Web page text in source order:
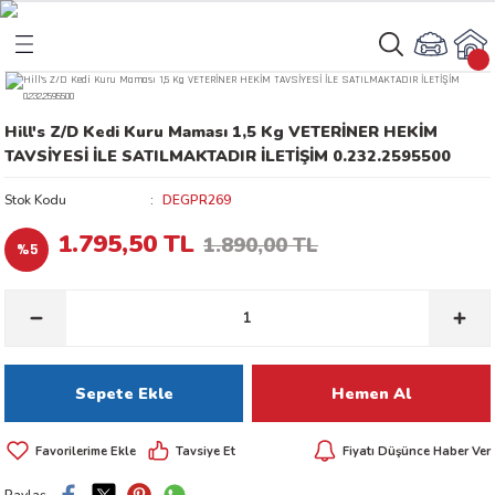
Hill's Z/D Kedi Kuru Maması 1,5 Kg VETERİNER HEKİM
TAVSİYESİ İLE SATILMAKTADIR İLETİŞİM 0.232.2595500
Stok Kodu DEGPR269
%5 1.795,50 TL 1.890,00 TL
Sepete Ekle Hemen Al
Tavsiye Et Fiyatı Düşünce Haber Ver